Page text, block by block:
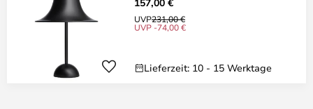
UVP231,00 €
UVP -74,00 €
Lieferzeit: 10 - 15 Werktage